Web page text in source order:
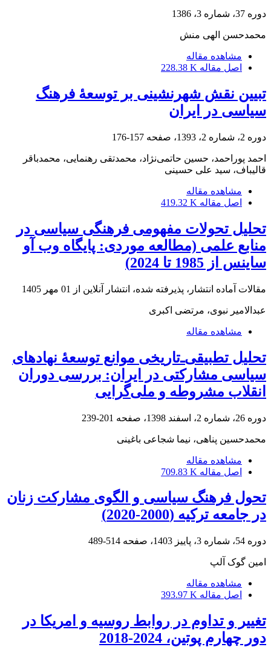
دوره 37، شماره 3، 1386
محمدحسن الهی منش
مشاهده مقاله
اصل مقاله 228.38 K
تبیین نقش شهرنشینی بر توسعۀ فرهنگ
سیاسی در ایران
دوره 2، شماره 2، 1393، صفحه 157-176
احمد پوراحمد، حسین حاتمی‌نژاد، محمدتقی رهنمایی، محمدباقر
قالیباف، سید علی حسینی
مشاهده مقاله
اصل مقاله 419.32 K
تحلیل تحولات مفهومی فرهنگی سیاسی در
منابع علمی (مطالعه موردی: پایگاه وب آو
ساینس از 1985 تا 2024)
مقالات آماده انتشار، پذیرفته شده، انتشار آنلاین از 01 مهر 1405
عبدالامیر نبوی، مرتضی اکبری
مشاهده مقاله
تحلیل تطبیقی‌ـ‌تاریخی موانع توسعۀ نهادهای
سیاسی مشارکتی در ایران: بررسی دوران
انقلاب مشروطه و ملی‌گرایی
دوره 26، شماره 2، اسفند 1398، صفحه 201-239
محمدحسین پناهی، نیما شجاعی باغینی
مشاهده مقاله
اصل مقاله 709.83 K
تحول فرهنگ سیاسی و الگوی مشارکت زنان
در جامعه ترکیه (2000-2020)
دوره 54، شماره 3، پاییز 1403، صفحه 514-489
امین گوک آلپ
مشاهده مقاله
اصل مقاله 393.97 K
تغییر و تداوم در روابط روسیه و امریکا در
دور چهارم پوتین، 2024-2018